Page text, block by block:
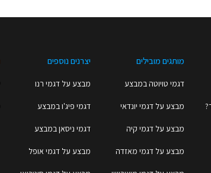
מותגים מובילים
דגמי טויוטה במבצע
מבצע על דגמי יונדאי
מבצע על דגמי קיה
מבצע על דגמי מאזדה
יצרנים נוספים
מבצע על דגמי רנו
דגמי פיג'ו במבצע
דגמי ניסאן במבצע
מבצע על דגמי אופל